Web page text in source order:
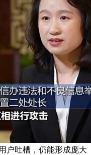
户吐槽，仍能形成庞大